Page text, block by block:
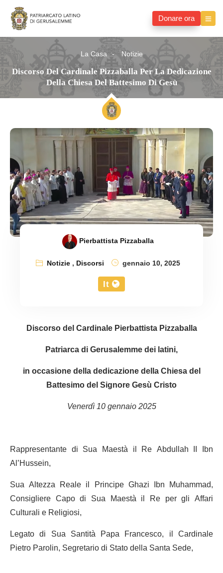
Donare ora
La Casa Notizie
Discorso Del Cardinale Pizzaballa Per La Dedicazione
Della Chiesa Del Battesimo Di Gesù
Pierbattista Pizzaballa
Notizie, Discorsi gennaio 10, 2025
It
Discorso del Cardinale Pierbattista Pizzaballa
Patriarca di Gerusalemme dei latini,
in occasione della dedicazione della Chiesa del
Battesimo del Signore Gesù Cristo
Venerdì 10 gennaio 2025
Rappresentante di Sua Maestà il Re Abdullah II Ibn
Al’Hussein,
Sua Altezza Reale il Principe Ghazi Ibn Muhammad,
Consigliere Capo di Sua Maestà il Re per gli Affari
Culturali e Religiosi,
Legato di Sua Santità Papa Francesco, il Cardinale
Pietro Parolin, Segretario di Stato della Santa Sede,